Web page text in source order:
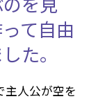
て自由
た。
主人公が空を